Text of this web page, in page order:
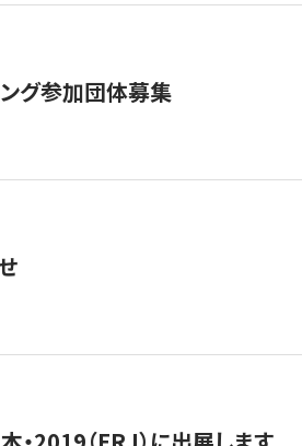
グ参加団体募集